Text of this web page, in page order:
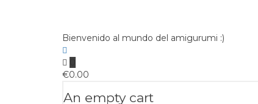
Bienvenido al mundo del amigurumi :)
€0.00
An empty cart